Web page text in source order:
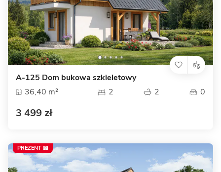
A-125 Dom bukowa szkieletowy
36,40 m²
2 2 0
3 499 zł
PREZENT 📖